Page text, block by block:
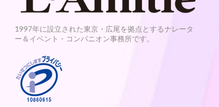
1997年に設立された東京・広尾を拠点とするナレータ
ー＆イベント・コンパニオン事務所です。